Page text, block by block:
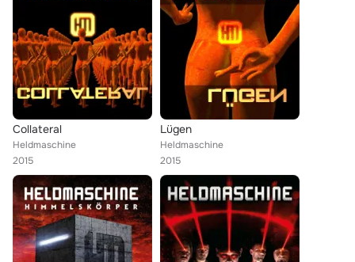
Collateral
Heldmaschine
2015
Lügen
Heldmaschine
2015